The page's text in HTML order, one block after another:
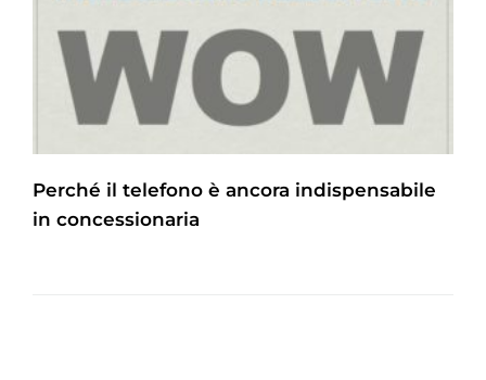
Perché il telefono è ancora indispensabile
in concessionaria